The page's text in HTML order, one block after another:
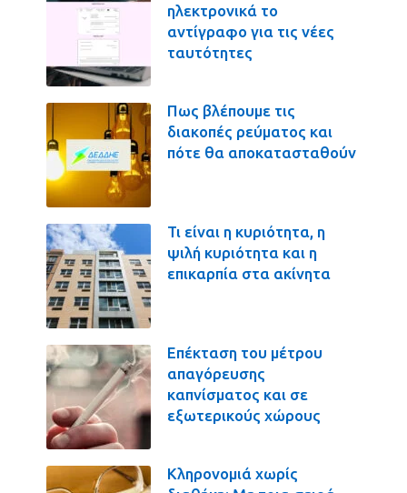
ηλεκτρονικά το
αντίγραφο για τις νέες
ταυτότητες
Πως βλέπουμε τις
διακοπές ρεύματος και
πότε θα αποκατασταθούν
Τι είναι η κυριότητα, η
ψιλή κυριότητα και η
επικαρπία στα ακίνητα
Επέκταση του μέτρου
απαγόρευσης
καπνίσματος και σε
εξωτερικούς χώρους
Κληρονομιά χωρίς